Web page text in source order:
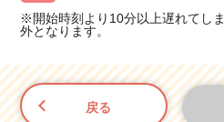
※開始時刻より10分以上遅れてし
外となります。
戻る